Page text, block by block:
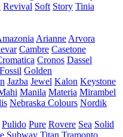
Revival Soft Story Tinia
Arianne Arvora
Cambre Casetone
Cronos Dassel
Fossil Golden
Jazba Jewel Kalon Keystone
Manila Materia Mirambel
Nebraska Colours Nordik
Pulido Pure Rovere Sea Solid